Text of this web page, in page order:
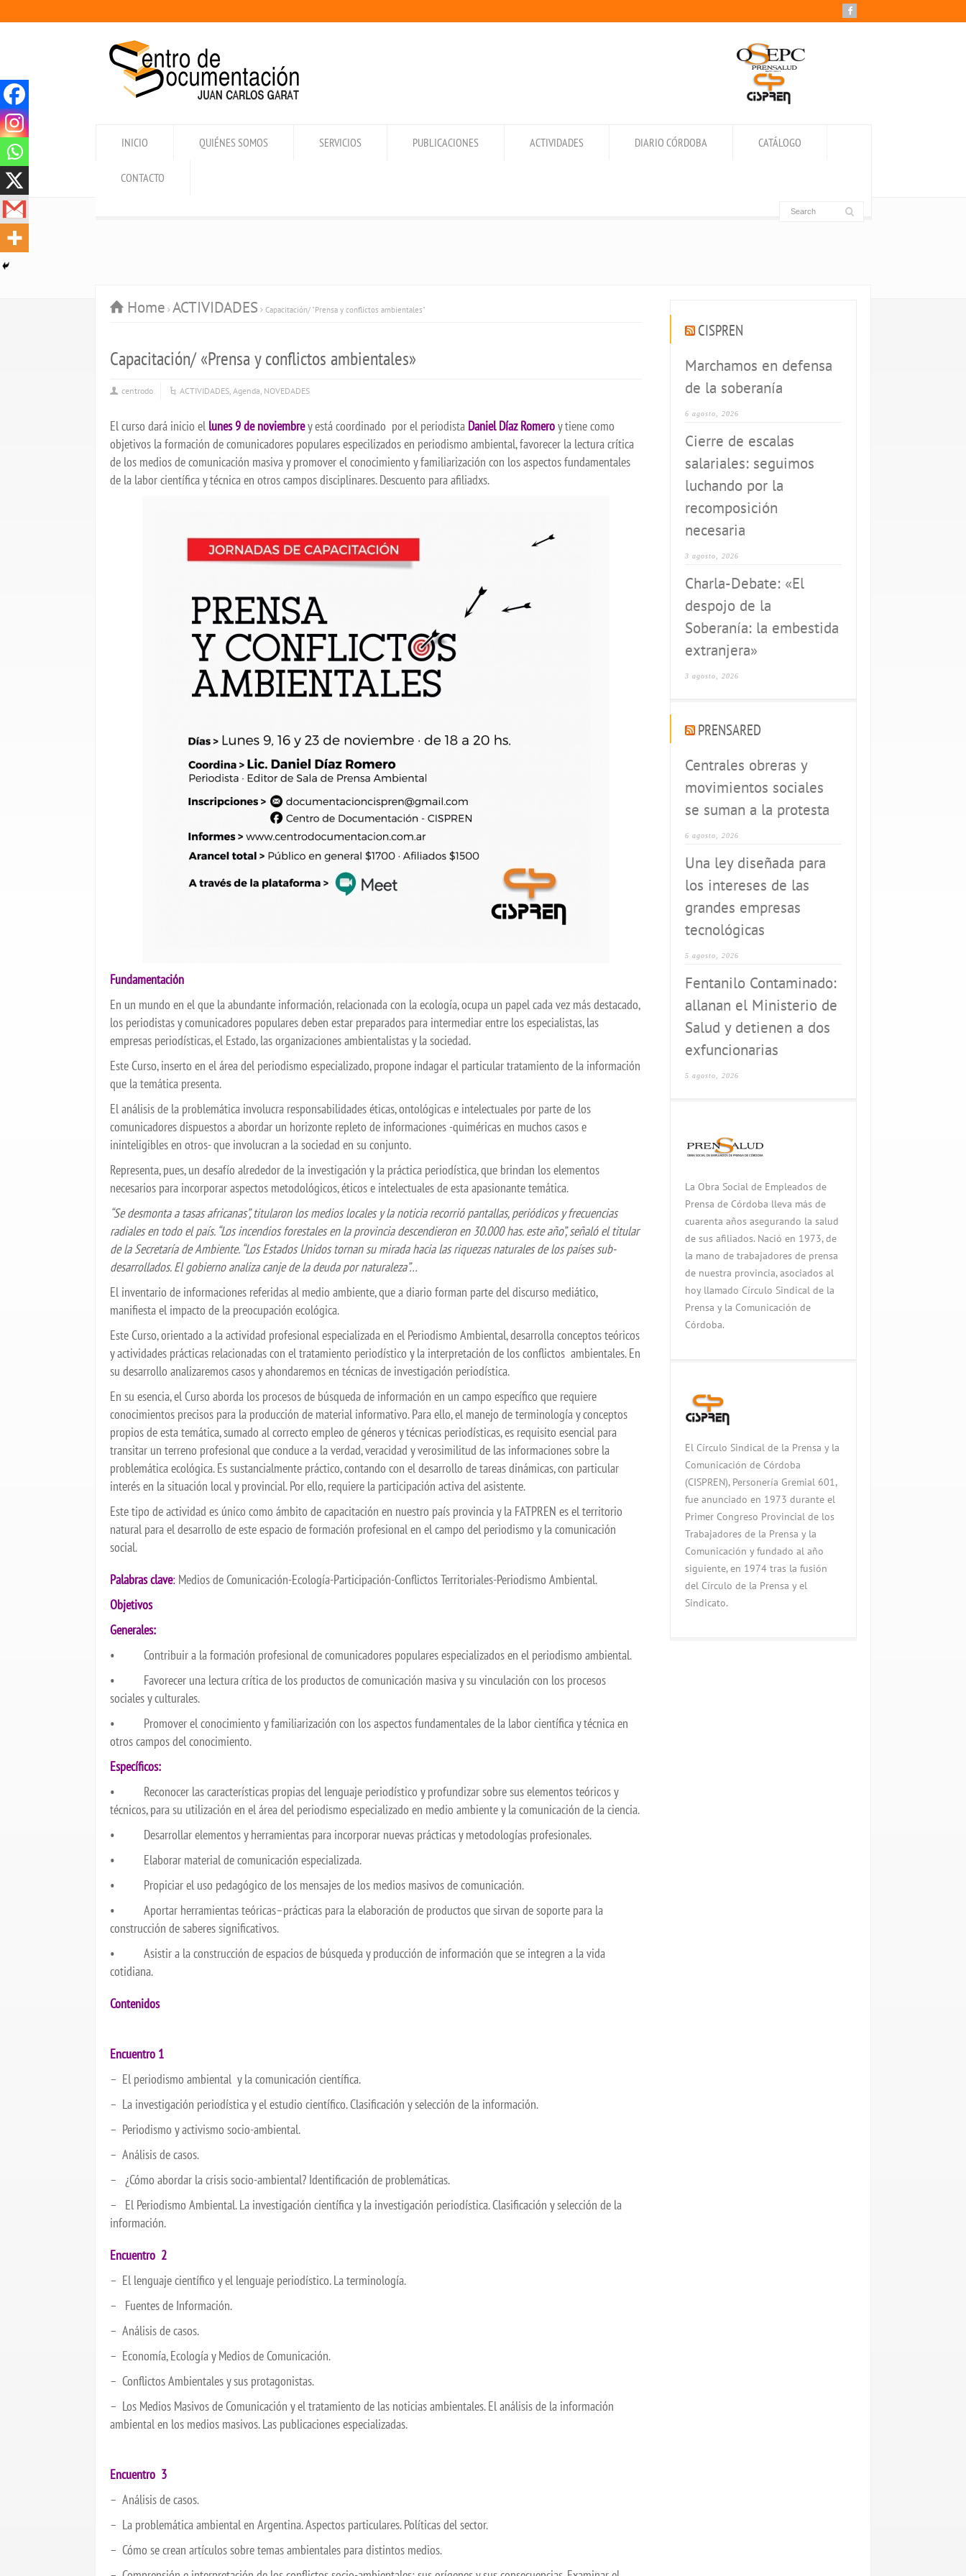
INICIO QUIÉNES SOMOS SERVICIOS PUBLICACIONES ACTIVIDADES DIARIO CÓRDOBA CATÁLOGO
CONTACTO
Home ACTIVIDADES Capacitación/ "Prensa y conflictos ambientales"
Capacitación/ «Prensa y conflictos ambientales»
centrodo ACTIVIDADES, Agenda, NOVEDADES
El curso dará inicio el lunes 9 de noviembrey está coordinado por el periodista Daniel Díaz Romeroy tiene como
objetivos la formación de comunicadores populares especilizados en periodismo ambiental, favorecer la lectura crítica
de los medios de comunicación masiva y promover el conocimiento y familiarización con los aspectos fundamentales
de la labor científica y técnica en otros campos disciplinares. Descuento para afiliadxs.
Fundamentación
En un mundo en el que la abundante información, relacionada con la ecología, ocupa un papel cada vez más destacado,
los periodistas y comunicadores populares deben estar preparados para intermediar entre los especialistas, las
empresas periodísticas, el Estado, las organizaciones ambientalistas y la sociedad.
Este Curso, inserto en el área del periodismo especializado, propone indagar el particular tratamiento de la información
que la temática presenta.
El análisis de la problemática involucra responsabilidades éticas, ontológicas e intelectuales por parte de los
comunicadores dispuestos a abordar un horizonte repleto de informaciones -quiméricas en muchos casos e
ininteligibles en otros- que involucran a la sociedad en su conjunto.
Representa, pues, un desafío alrededor de la investigación y la práctica periodística, que brindan los elementos
necesarios para incorporar aspectos metodológicos, éticos e intelectuales de esta apasionante temática.
“Se desmonta a tasas africanas”, titularon los medios locales y la noticia recorrió pantallas, periódicos y frecuencias
radiales en todo el país. “Los incendios forestales en la provincia descendieron en 30.000 has. este año”, señaló el titular
de la Secretaría de Ambiente. “Los Estados Unidos tornan su mirada hacia las riquezas naturales de los países sub-
desarrollados. El gobierno analiza canje de la deuda por naturaleza”…
El inventario de informaciones referidas al medio ambiente, que a diario forman parte del discurso mediático,
manifiesta el impacto de la preocupación ecológica.
Este Curso, orientado a la actividad profesional especializada en el Periodismo Ambiental, desarrolla conceptos teóricos
y actividades prácticas relacionadas con el tratamiento periodístico y la interpretación de los conflictos ambientales. En
su desarrollo analizaremos casos y ahondaremos en técnicas de investigación periodística.
En su esencia, el Curso aborda los procesos de búsqueda de información en un campo específico que requiere
conocimientos precisos para la producción de material informativo. Para ello, el manejo de terminología y conceptos
propios de esta temática, sumado al correcto empleo de géneros y técnicas periodísticas, es requisito esencial para
transitar un terreno profesional que conduce a la verdad, veracidad y verosimilitud de las informaciones sobre la
problemática ecológica. Es sustancialmente práctico, contando con el desarrollo de tareas dinámicas, con particular
interés en la situación local y provincial. Por ello, requiere la participación activa del asistente.
Este tipo de actividad es único como ámbito de capacitación en nuestro país provincia y la FATPREN es el territorio
natural para el desarrollo de este espacio de formación profesional en el campo del periodismo y la comunicación
social.
Palabras clave: Medios de Comunicación-Ecología-Participación-Conflictos Territoriales-Periodismo Ambiental.
Objetivos
Generales:
• Contribuir a la formación profesional de comunicadores populares especializados en el periodismo ambiental.
• Favorecer una lectura crítica de los productos de comunicación masiva y su vinculación con los procesos
sociales y culturales.
• Promover el conocimiento y familiarización con los aspectos fundamentales de la labor científica y técnica en
otros campos del conocimiento.
Específicos:
• Reconocer las características propias del lenguaje periodístico y profundizar sobre sus elementos teóricos y
técnicos, para su utilización en el área del periodismo especializado en medio ambiente y la comunicación de la ciencia.
• Desarrollar elementos y herramientas para incorporar nuevas prácticas y metodologías profesionales.
• Elaborar material de comunicación especializada.
• Propiciar el uso pedagógico de los mensajes de los medios masivos de comunicación.
• Aportar herramientas teóricas–prácticas para la elaboración de productos que sirvan de soporte para la
construcción de saberes significativos.
• Asistir a la construcción de espacios de búsqueda y producción de información que se integren a la vida
cotidiana.
Contenidos
Encuentro 1
– El periodismo ambiental y la comunicación científica.
– La investigación periodística y el estudio científico. Clasificación y selección de la información.
– Periodismo y activismo socio-ambiental.
– Análisis de casos.
– ¿Cómo abordar la crisis socio-ambiental? Identificación de problemáticas.
– El Periodismo Ambiental. La investigación científica y la investigación periodística. Clasificación y selección de la
información.
Encuentro 2
– El lenguaje científico y el lenguaje periodístico. La terminología.
– Fuentes de Información.
– Análisis de casos.
– Economía, Ecología y Medios de Comunicación.
– Conflictos Ambientales y sus protagonistas.
– Los Medios Masivos de Comunicación y el tratamiento de las noticias ambientales. El análisis de la información
ambiental en los medios masivos. Las publicaciones especializadas.
Encuentro 3
– Análisis de casos.
– La problemática ambiental en Argentina. Aspectos particulares. Políticas del sector.
– Cómo se crean artículos sobre temas ambientales para distintos medios.
CISPREN
Marchamos en defensa
de la soberanía
6 agosto, 2026
Cierre de escalas
salariales: seguimos
luchando por la
recomposición
necesaria
3 agosto, 2026
Charla-Debate: «El
despojo de la
Soberanía: la embestida
extranjera»
3 agosto, 2026
PRENSARED
Centrales obreras y
movimientos sociales
se suman a la protesta
6 agosto, 2026
Una ley diseñada para
los intereses de las
grandes empresas
tecnológicas
5 agosto, 2026
Fentanilo Contaminado:
allanan el Ministerio de
Salud y detienen a dos
exfuncionarias
5 agosto, 2026
La Obra Social de Empleados de
Prensa de Córdoba lleva más de
cuarenta años asegurando la salud
de sus afiliados. Nació en 1973, de
la mano de trabajadores de prensa
de nuestra provincia, asociados al
hoy llamado Círculo Sindical de la
Prensa y la Comunicación de
Córdoba.
El Círculo Sindical de la Prensa y la
Comunicación de Córdoba
(CISPREN), Personería Gremial 601,
fue anunciado en 1973 durante el
Primer Congreso Provincial de los
Trabajadores de la Prensa y la
Comunicación y fundado al año
siguiente, en 1974 tras la fusión
del Círculo de la Prensa y el
Sindicato.